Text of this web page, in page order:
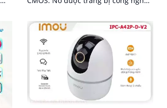
10m trong điều kiện ánh sáng yếu